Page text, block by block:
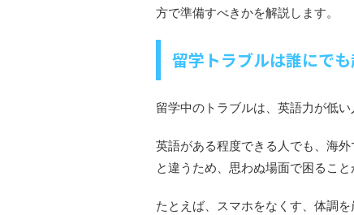
方で準備すべきかを解説します。
留学トラブルは誰にで
留学中のトラブルは、英語力が低
英語がある程度できる人でも、海
と違うため、思わぬ場面で困ること
たとえば、スマホをなくす、体調